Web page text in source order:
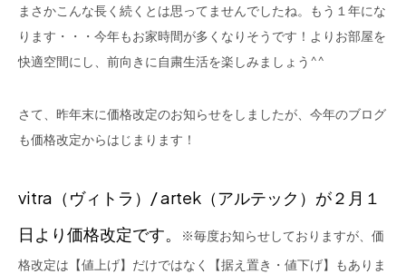
まさかこんな長く続くとは思ってませんでしたね。もう１年にな
ります・・・今年もお家時間が多くなりそうです！よりお部屋を
快適空間にし、前向きに自粛生活を楽しみましょう^^
さて、昨年末に価格改定のお知らせをしましたが、今年のブログ
も価格改定からはじまります！
vitra（ヴィトラ）/ artek（アルテック）が２月１
日より価格改定です。
※毎度お知らせしておりますが、価
格改定は【値上げ】だけではなく【据え置き・値下げ】もありま